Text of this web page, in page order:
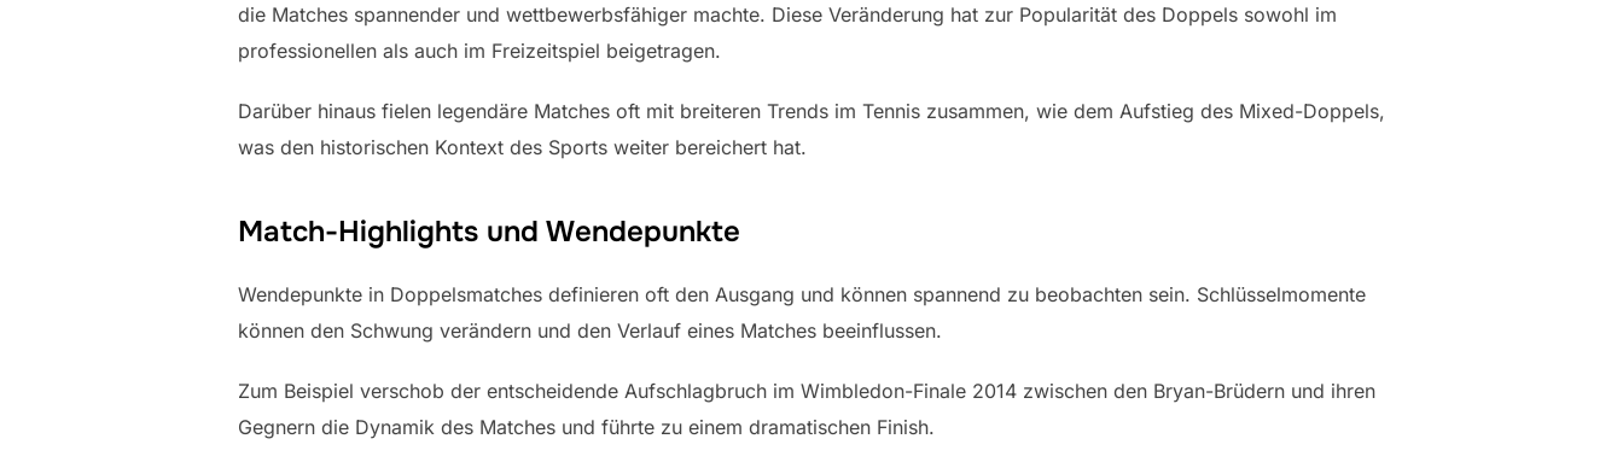
die Matches spannender und wettbewerbsfähiger machte. Diese Veränderung hat zur Popularität des Doppels sowohl im
professionellen als auch im Freizeitspiel beigetragen.
Darüber hinaus fielen legendäre Matches oft mit breiteren Trends im Tennis zusammen, wie dem Aufstieg des Mixed-Doppels,
was den historischen Kontext des Sports weiter bereichert hat.
Match-Highlights und Wendepunkte
Wendepunkte in Doppelsmatches definieren oft den Ausgang und können spannend zu beobachten sein. Schlüsselmomente
können den Schwung verändern und den Verlauf eines Matches beeinflussen.
Zum Beispiel verschob der entscheidende Aufschlagbruch im Wimbledon-Finale 2014 zwischen den Bryan-Brüdern und ihren
Gegnern die Dynamik des Matches und führte zu einem dramatischen Finish.